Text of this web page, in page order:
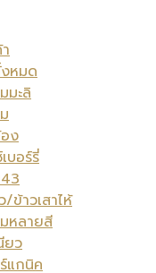
หมด
มะลิ
ง
บอร์รี่
/ข้าวเสาไห้
หลายสี
ยว
แกนิค